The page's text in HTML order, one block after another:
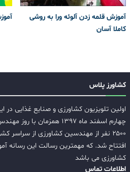
آموزش قلمه زدن آلوئه ورا به روشی
کاملا آسان
کشاورز پلاس
اولین تلویزیون کشاورزی و صنایع غذایی در
چهارم اسفند ماه ۱۳۹۷
۲۵۰۰ نفر از مهندسین کشاورزی از
افتتاح شد. که مهمترین رسالت این رسانه
کشاورزی می باشد
اطلاعات تماس